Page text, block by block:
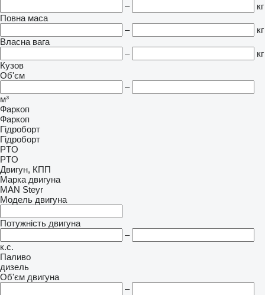
–
кг
Повна маса
–
кг
Власна вага
–
кг
Кузов
Об'єм
–
м³
Фаркоп
Фаркоп
Гідроборт
Гідроборт
PTO
PTO
Двигун, КПП
Марка двигуна
MAN Steyr
Модель двигуна
Потужність двигуна
–
к.с.
Паливо
дизель
Об'єм двигуна
–